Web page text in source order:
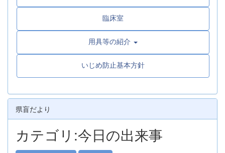
臨床室
用具等の紹介
いじめ防止基本方針
県盲だより
カテゴリ:今日の出来事